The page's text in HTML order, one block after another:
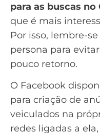
para as buscas no
que é mais
Por isso, lembre-
persona para
pouco retorno.
O Facebook
para criação de
veiculados na
redes ligadas a